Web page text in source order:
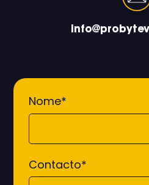
Nome*
Contacto*